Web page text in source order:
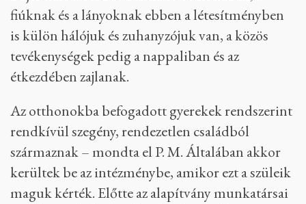
fiúknak és a lányoknak ebben a létesítményben
is külön hálójuk és zuhanyzójuk van, a közös
tevékenységek pedig a nappaliban és az
étkezdében zajlanak.
Az otthonokba befogadott gyerekek rendszerint
rendkívül szegény, rendezetlen családból
származnak – mondta el P. M. Általában akkor
kerültek be az intézménybe, amikor ezt a szüleik
maguk kérték. Előtte az alapítvány munkatársai